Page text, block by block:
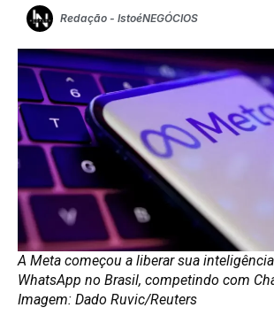
Redação - IstoéNEGÓCIOS
A Meta começou a liberar sua
WhatsApp no Brasil, competindo com
Imagem: Dado Ruvic/Reuters